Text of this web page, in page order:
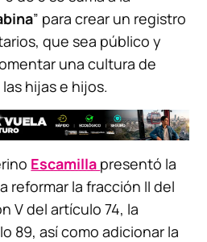
” para crear un registro
que sea público y
una cultura de
hijas e hijos.
Escamilla presentó la
reformar la fracción II del
V del artículo 74, la
89, así como adicionar la